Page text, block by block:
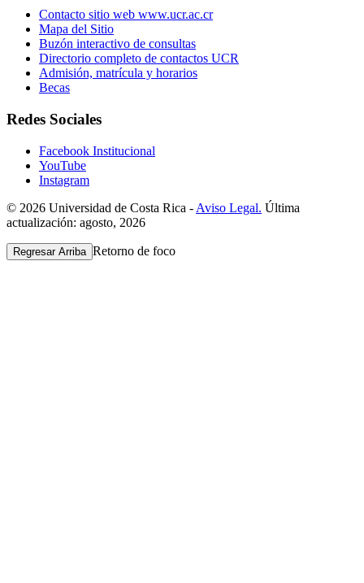
Contacto sitio web www.ucr.ac.cr
Mapa del Sitio
Buzón interactivo de consultas
Directorio completo de contactos UCR
Admisión, matrícula y horarios
Becas
Redes Sociales
Facebook Institucional
YouTube
Instagram
© 2026 Universidad de Costa Rica - Aviso Legal. Última
actualización: agosto, 2026
Regresar Arriba Retorno de foco